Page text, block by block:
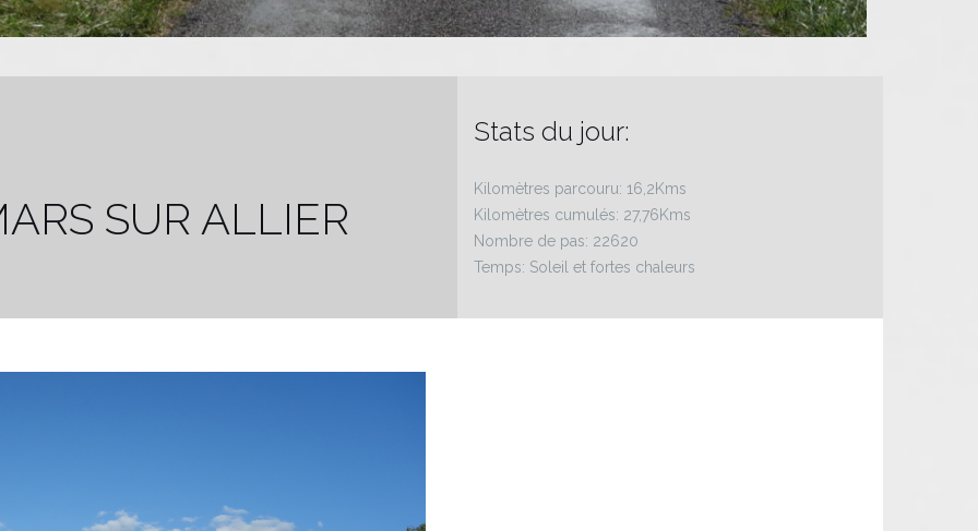
SUR ALLIER
Stats du jour:
Kilomètres parcouru: 16,2Kms
Kilomètres cumulés: 27,76Kms
Nombre de pas: 22620
Temps: Soleil et fortes chaleurs